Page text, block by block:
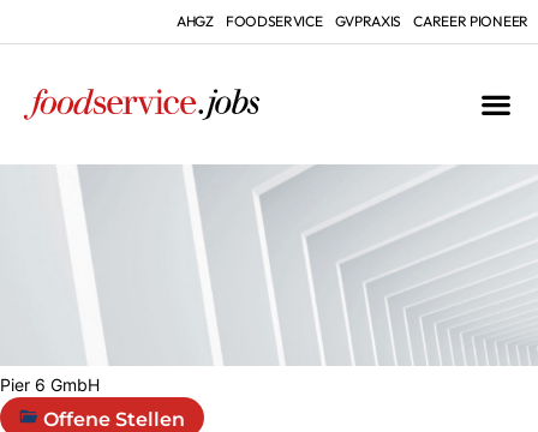
AHGZ FOODSERVICE GVPRAXIS CAREER PIONEER
Pier 6 GmbH
Offene Stellen